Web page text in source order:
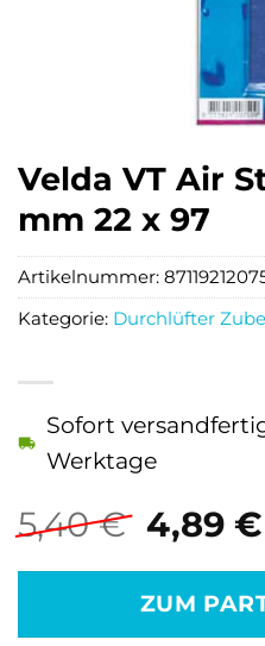
Velda VT Air
mm 22 x 97
5,40€
Preis
war:
5,40 €
4,89 €
Sofort
Werktage
ZUM
Artikelnummer:
Kategorie: Durchlüfter